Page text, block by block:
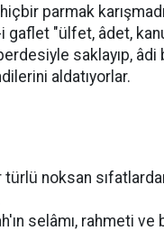
parmak
gaflet "ülfet, âdet,
saklayıp, âdi
aldatıyorlar.
türlü noksan
selâmı, rahmeti ve